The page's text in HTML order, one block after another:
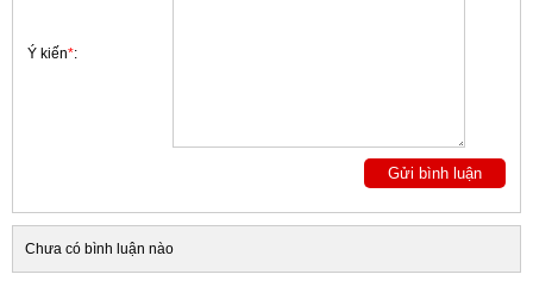
Ý kiến*:
Chưa có bình luận nào